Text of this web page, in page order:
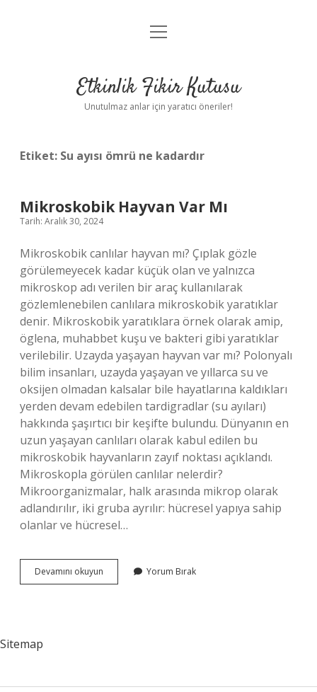
Anasayfa
Yasal Uyarı
menüyü
Etkinlik Fikir Kutusu
Unutulmaz anlar için yaratıcı öneriler!
Etiket: Su ayısı ömrü ne kadardır
Mikroskobik Hayvan Var Mı
Tarih: Aralık 30, 2024
Mikroskobik canlılar hayvan mı? Çıplak gözle
görülemeyecek kadar küçük olan ve yalnızca
mikroskop adı verilen bir araç kullanılarak
gözlemlenebilen canlılara mikroskobik yaratıklar
denir. Mikroskobik yaratıklara örnek olarak amip,
öglena, muhabbet kuşu ve bakteri gibi yaratıklar
verilebilir. Uzayda yaşayan hayvan var mı? Polonyalı
bilim insanları, uzayda yaşayan ve yıllarca su ve
oksijen olmadan kalsalar bile hayatlarına kaldıkları
yerden devam edebilen tardigradlar (su ayıları)
hakkında şaşırtıcı bir keşifte bulundu. Dünyanın en
uzun yaşayan canlıları olarak kabul edilen bu
mikroskobik hayvanların zayıf noktası açıklandı.
Mikroskopla görülen canlılar nelerdir?
Mikroorganizmalar, halk arasında mikrop olarak
adlandırılır, iki gruba ayrılır: hücresel yapıya sahip
olanlar ve hücresel…
Devamını okuyun Mikroskobik
Hayvan
Yorum Bırak
Sitemap